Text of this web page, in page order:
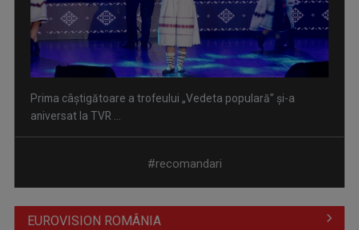
Prima câştigătoare a trofeului „Vedeta populară” şi-a
aniversat la TVR ...
#recomandari
EUROVISION ROMÂNIA